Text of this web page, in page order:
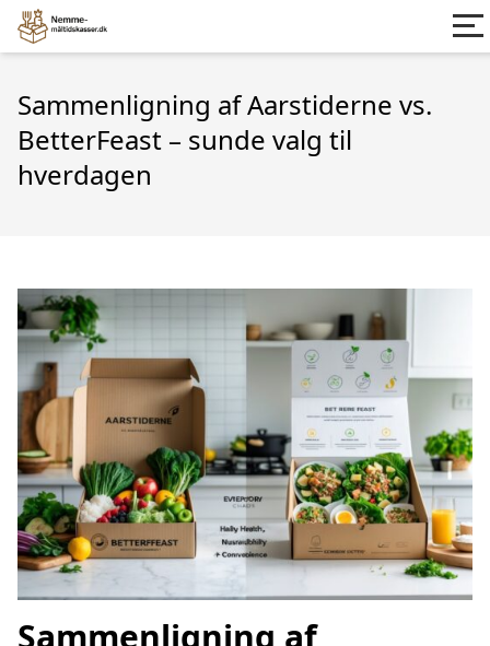
Sammenligning af Aarstiderne vs.
BetterFeast – sunde valg til
hverdagen
Sammenligning af